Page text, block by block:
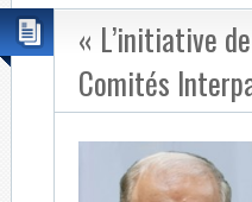
« L’initiative
Comités